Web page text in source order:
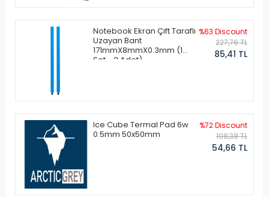
Notebook Ekran Çift Taraflı
Uzayan Bant
171mmX8mmX0.3mm (1
Set - 2 Adet)
%63 Discount
227,76 TL
85,41 TL
Ice Cube Termal Pad 6w
0.5mm 50x50mm
%72 Discount
198,38 TL
54,66 TL